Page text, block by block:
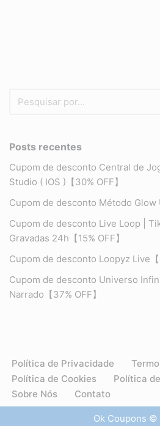
Posts recentes
Cupom de desconto Central de
Studio ( IOS )【30% OFF】
Cupom de desconto Método Glow
Cupom de desconto Live Loop |
Gravadas 24h【15% OFF】
Cupom de desconto Loopyz Live【
Cupom de desconto Universo
Narrado【37% OFF】
Política de Privacidade
Política de Cookies
Política
Sobre Nós
Contato
Ok Coupons ©